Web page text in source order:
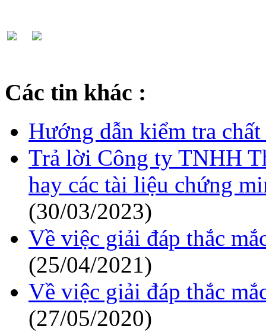
Các tin khác :
Hướng dẫn kiểm tra
Trả lời Công ty TNHH
hay các tài liệu chứng
(30/03/2023)
Về việc giải đáp thắc
(25/04/2021)
Về việc giải đáp thắc
(27/05/2020)